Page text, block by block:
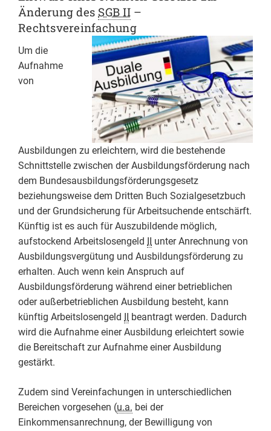
Änderung des SGB II–
Rechtsvereinfachung
Um die
Aufnahme
von
Ausbildungen zu erleichtern, wird die bestehende
Schnittstelle zwischen der Ausbildungsförderung nach
dem Bundesausbildungsförderungsgesetz
beziehungsweise dem Dritten Buch Sozialgesetzbuch
und der Grundsicherung für Arbeitsuchende entschärft.
Künftig ist es auch für Auszubildende möglich,
aufstockend Arbeitslosengeld
unter Anrechnung von
Ausbildungsvergütung und Ausbildungsförderung zu
erhalten. Auch wenn kein Anspruch auf
Ausbildungsförderung während einer betrieblichen
oder außerbetrieblichen Ausbildung besteht, kann
künftig Arbeitslosengeld
beantragt werden. Dadurch
wird die Aufnahme einer Ausbildung erleichtert sowie
die Bereitschaft zur Aufnahme einer Ausbildung
gestärkt.
Zudem sind Vereinfachungen in unterschiedlichen
Bereichen vorgesehen (u.a. bei der
Einkommensanrechnung, der Bewilligung von